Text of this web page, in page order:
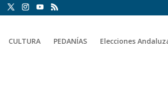
CULTURA PEDANÍAS Elecciones